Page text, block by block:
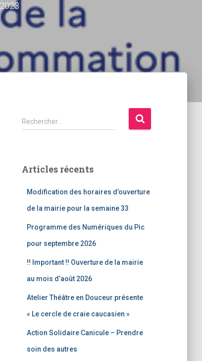
R
e
r
Rechercher…
Articles récents
Modification des horaires d’ouverture
de la mairie pour la semaine 33
Programme des Numériques du Pic
pour septembre 2026
!! Important !! Ouverture de la mairie
au mois d’août 2026
Atelier Théâtre en Douceur présente
« Le cercle de craie caucasien »
Action Solidaire Canicule – Prendre
soin des autres